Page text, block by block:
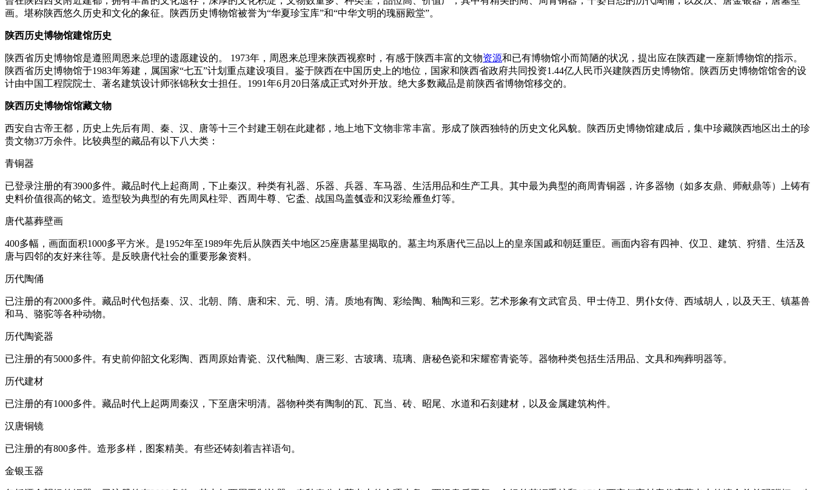
画。堪称陕西悠久历史和文化的象征。陕西历史博物馆被誉为“华夏珍宝库”和“中华文明的瑰丽殿堂”。
陕西历史博物馆建馆历史
陕西省历史博物馆是遵照周恩来总理的遗愿建设的。 1973年，周恩来总理来陕西视察时，有感于陕西丰富的文物资源和已有博物馆小而简陋的状况，提出应在陕西建一座新博物馆的指示。
陕西省历史博物馆于1983年筹建，属国家“七五”计划重点建设项目。鉴于陕西在中国历史上的地位，国家和陕西省政府共同投资1.44亿人民币兴建陕西历史博物馆。陕西历史博物馆馆舍的设
计由中国工程院院士、著名建筑设计师张锦秋女士担任。1991年6月20日落成正式对外开放。绝大多数藏品是前陕西省博物馆移交的。
陕西历史博物馆馆藏文物
西安自古帝王都，历史上先后有周、秦、汉、唐等十三个封建王朝在此建都，地上地下文物非常丰富。形成了陕西独特的历史文化风貌。陕西历史博物馆建成后，集中珍藏陕西地区出土的珍
贵文物37万余件。比较典型的藏品有以下八大类：
青铜器
已登录注册的有3900多件。藏品时代上起商周，下止秦汉。种类有礼器、乐器、兵器、车马器、生活用品和生产工具。其中最为典型的商周青铜器，许多器物（如多友鼎、师献鼎等）上铸有
史料价值很高的铭文。造型较为典型的有先周凤柱斝、西周牛尊、它盉、战国鸟盖瓠壶和汉彩绘雁鱼灯等。
唐代墓葬壁画
400多幅，画面面积1000多平方米。是1952年至1989年先后从陕西关中地区25座唐墓里揭取的。墓主均系唐代三品以上的皇亲国戚和朝廷重臣。画面内容有四神、仪卫、建筑、狩猎、生活及
唐与四邻的友好来往等。是反映唐代社会的重要形象资料。
历代陶俑
已注册的有2000多件。藏品时代包括秦、汉、北朝、隋、唐和宋、元、明、清。质地有陶、彩绘陶、釉陶和三彩。艺术形象有文武官员、甲士侍卫、男仆女侍、西域胡人，以及天王、镇墓兽
和马、骆驼等各种动物。
历代陶瓷器
已注册的有5000多件。有史前仰韶文化彩陶、西周原始青瓷、汉代釉陶、唐三彩、古玻璃、琉璃、唐秘色瓷和宋耀窑青瓷等。器物种类包括生活用品、文具和殉葬明器等。
历代建材
已注册的有1000多件。藏品时代上起两周秦汉，下至唐宋明清。器物种类有陶制的瓦、瓦当、砖、昭尾、水道和石刻建材，以及金属建筑构件。
汉唐铜镜
已注册的有800多件。造形多样，图案精美。有些还铸刻着吉祥语句。
金银玉器